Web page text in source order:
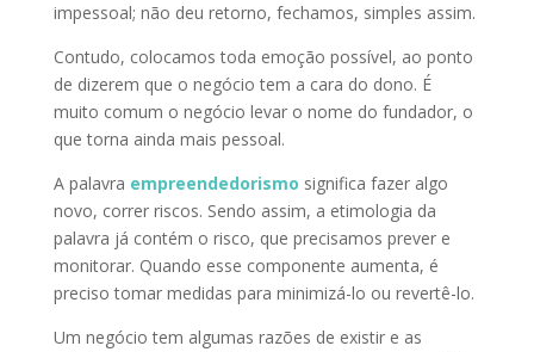
impessoal; não deu retorno, fechamos, simples assim.
Contudo, colocamos toda emoção possível, ao ponto
de dizerem que o negócio tem a cara do dono. É
muito comum o negócio levar o nome do fundador, o
que torna ainda mais pessoal.
A palavra empreendedorismo significa fazer algo
novo, correr riscos. Sendo assim, a etimologia da
palavra já contém o risco, que precisamos prever e
monitorar. Quando esse componente aumenta, é
preciso tomar medidas para minimizá-lo ou revertê-lo.
Um negócio tem algumas razões de existir e as